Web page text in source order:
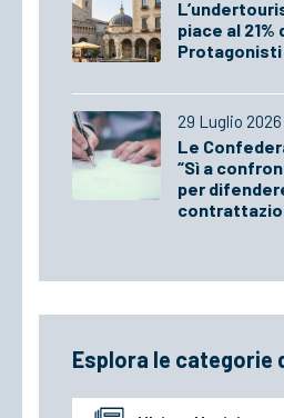
piace al
Protagonisti
29 Luglio 2026
Le
“Sì a
per
Esplora le categorie